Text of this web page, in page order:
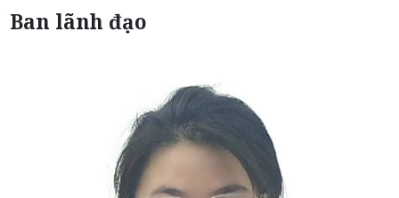
Ban lãnh đạo